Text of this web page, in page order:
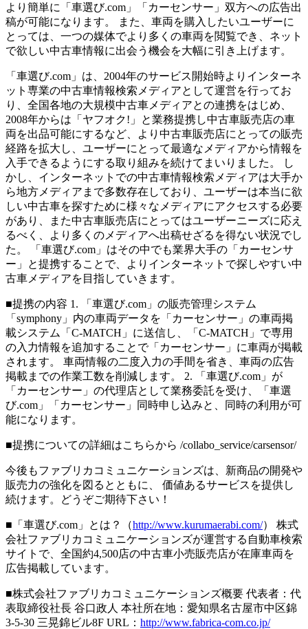
より簡単に「車選び.com」「カーセンサー」双方への広告出
稿が可能になります。 また、車両を購入したいユーザーに
とっては、一つの媒体でより多くの車両を閲覧でき、ネット
で欲しい中古車情報に出会う機会を大幅に引き上げます。
「車選び.com」は、2004年のサービス開始時よりインターネ
ット専業の中古車情報検索メディアとして運営を行ってお
り、全国各地の大規模中古車メディアとの連携をはじめ、
2008年からは「ヤフオク!」と業務提携し中古車販売店の車
両を出品可能にするなど、より中古車販売店にとっての販売
経路を拡大し、ユーザーにとって最適なメディアから情報を
入手できるようにする取り組みを続けてまいりました。 し
かし、インターネットでの中古車情報検索メディアは大手か
ら地方メディアまで多数存在しており、ユーザーは本当に欲
しい中古車を探すために様々なメディアにアクセスする必要
があり、また中古車販売店にとってはユーザーニーズに応え
るべく、より多くのメディアへ出稿せざるを得ない状況でし
た。 「車選び.com」はその中でも業界大手の「カーセンサ
ー」と提携することで、よりインターネットで探しやすい中
古車メディアを目指していきます。
■提携の内容 1. 「車選び.com」の販売管理システム
「symphony」内の車両データを「カーセンサー」の車両掲
載システム「C-MATCH」に送信し、「C-MATCH」で専用
の入力情報を追加することで「カーセンサー」に車両が掲載
されます。 車両情報の二度入力の手間を省き、車両の広告
掲載までの作業工数を削減します。 2. 「車選び.com」が
「カーセンサー」の代理店として業務委託を受け、「車選
び.com」「カーセンサー」同時申し込みと、同時の利用が可
能になります。
■提携についての詳細はこちらから /collabo_service/carsensor/
今後もファブリカコミュニケーションズは、新商品の開発や
販売力の強化を図るとともに、 価値あるサービスを提供し
続けます。どうぞご期待下さい！
■「車選び.com」とは？（http://www.kurumaerabi.com/） 株式
会社ファブリカコミュニケーションズが運営する自動車検索
サイトで、全国約4,500店の中古車小売販売店が在庫車両を
広告掲載しています。
■株式会社ファブリカコミュニケーションズ概要 代表者：代
表取締役社長 谷口政人 本社所在地：愛知県名古屋市中区錦
3-5-30 三晃錦ビル8F URL： http://www.fabrica-com.co.jp/